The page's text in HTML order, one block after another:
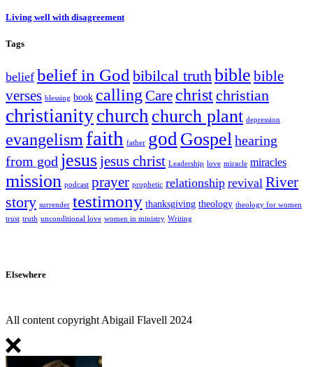
Living well with disagreement
Tags
belief belief in God bibilcal truth bible bible
verses blessing book calling Care christchristian
christianitychurch church plant depression
evangelism faith father god Gospelhearing
from god jesusjesus christ Leadership love miracle miracles
mission podcast prayer prophetic relationship revival River
story surrender testimony thanksgiving theology theology for women
trust truth unconditional love women in ministry Writing
Elsewhere
All content copyright Abigail Flavell 2024